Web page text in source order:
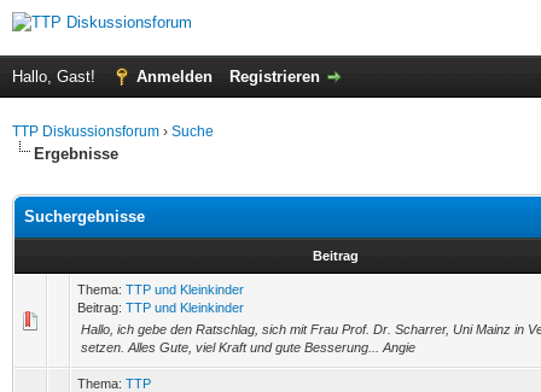
Hallo, Gast! Anmelden Registrieren
TTP Diskussionsforum › Suche
Ergebnisse
Suchergebnisse
Beitrag
Thema: TTP und Kleinkinder
Beitrag: TTP und Kleinkinder
Hallo, ich gebe den Ratschlag, sich mit Frau Prof. Dr. Scharrer, Uni Mainz in
setzen. Alles Gute, viel Kraft und gute Besserung... Angie
Thema: TTP